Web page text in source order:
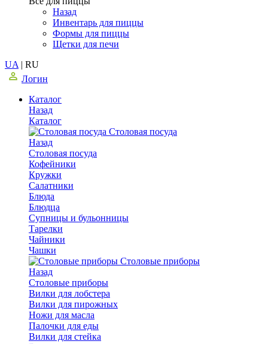
Назад
Инвентарь для пиццы
Формы для пиццы
Щетки для печи
UA | RU
Логин
Каталог
Назад
Каталог
Столовая посуда
Назад
Столовая посуда
Кофейники
Кружки
Салатники
Блюда
Блюдца
Супницы и бульонницы
Тарелки
Чайники
Чашки
Cтоловые приборы
Назад
Cтоловые приборы
Вилки для лобстера
Вилки для пирожных
Ножи для масла
Палочки для еды
Вилки для стейка